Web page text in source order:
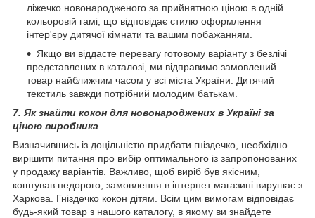
ліжечко новонародженого за прийнятною ціною в одній
кольоровій гамі, що відповідає стилю оформлення
інтер'єру дитячої кімнати та вашим побажанням.
Якщо ви віддасте перевагу готовому варіанту з безлічі
представлених в каталозі, ми відправимо замовлений
товар найближчим часом у всі міста України. Дитячий
текстиль завжди потрібний молодим батькам.
7. Як знайти кокон для новонароджених в Україні за
ціною виробника
Визначившись із доцільністю придбати гніздечко, необхідно
вирішити питання про вибір оптимального із запропонованих
у продажу варіантів. Важливо, щоб виріб був якісним,
коштував недорого, замовлення в інтернет магазині вирушає з
Харкова. Гніздечко кокон дітям. Всім цим вимогам відповідає
будь-який товар з нашого каталогу, в якому ви знайдете